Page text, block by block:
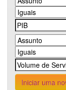
Iniciar uma